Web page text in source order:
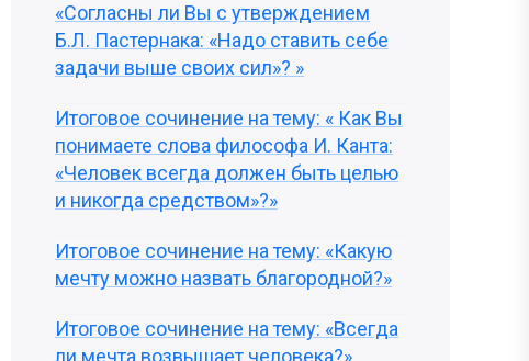
«Согласны ли Вы с утверждением
Б.Л. Пастернака: «Надо ставить себе
задачи выше своих сил»? »
Итоговое сочинение на тему: « Как Вы
понимаете слова философа И. Канта:
«Человек всегда должен быть целью
и никогда средством»?»
Итоговое сочинение на тему: «Какую
мечту можно назвать благородной?»
Итоговое сочинение на тему: «Всегда
ли мечта возвышает человека?»